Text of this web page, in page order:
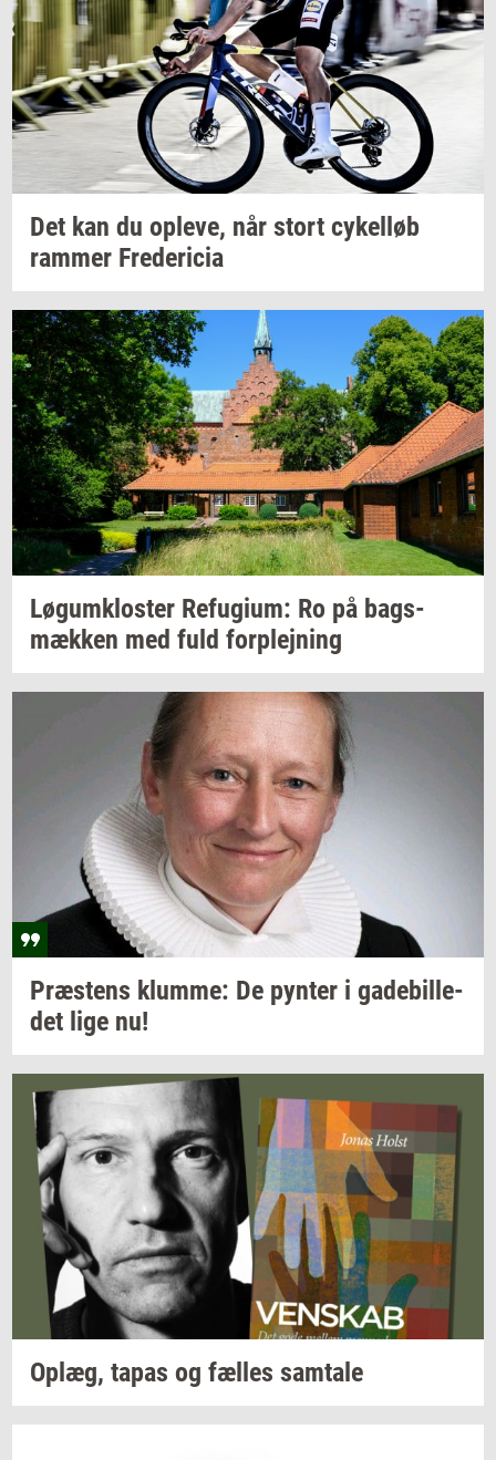
Det kan du op­le­ve, når stort cy­kel­løb
ram­mer Fre­de­ri­cia
Løgum­klo­ster Re­fu­gi­um: Ro på bags­
mæk­ken med fuld for­plej­ning
Præ­stens klum­me: De py­n­ter i ga­de­bil­le­
det lige nu!
Oplæg, tapas og fæl­les sam­ta­le